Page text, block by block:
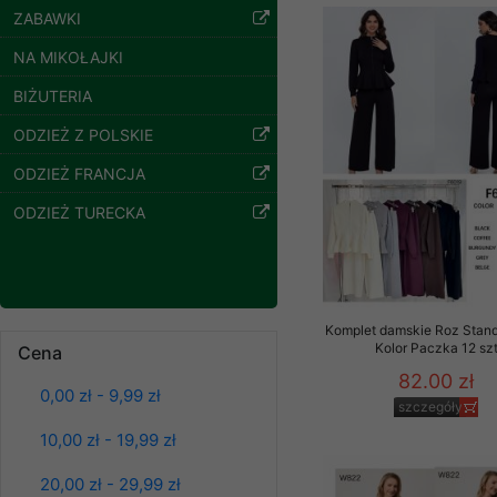
ZABAWKI
NA MIKOŁAJKI
BIŻUTERIA
ODZIEŻ Z POLSKIE
ODZIEŻ FRANCJA
ODZIEŻ TURECKA
Cena
0,00 zł - 9,99 zł
10,00 zł - 19,99 zł
20,00 zł - 29,99 zł
Kolor Paczka 10 szt
61.00 zł
szczegóły
Komplet damskie Roz
Kolor Paczka 12 szt
82.00 zł
szczegóły
Klientów
ochronie danych
serwerach
pracownicy Sklepu.
Każdy Klient, który
ich weryfikacji,
Sklep nie
chyba że dzieje się
prawa organów
Nasz Sklep
przez nasz serwer i
jego indywidualnych
opcję przyjmowania
może wpłynąć na
Klienta przechowują
• ostatnio